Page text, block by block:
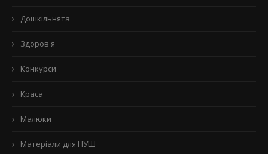
Дошкільнята
Здоров'я
Конкурси
Краса
Малюки
Матеріали для НУШ